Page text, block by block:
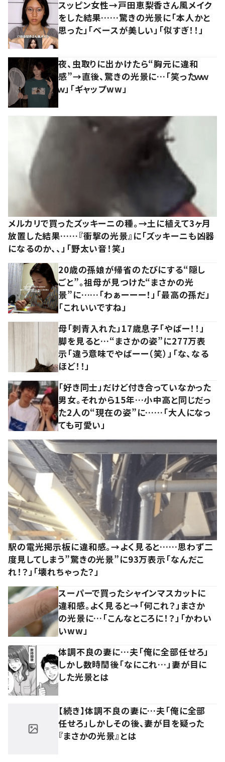
スッピン女性→戸田恵梨香さん風メイク
をした結果……驚きの光景に「本人かと
思った」「ベースが美しい」「似すぎ！！」
夜、虫取りに出かけたら“胸元に違和
感”→直後、驚きの光景に…「笑ったｗｗ
ｗ」「ギャップww」
メルカリで買ったズッキーニの種。→土に植えて3ヶ月
放置した結果……『衝撃の光景』に「ズッキーニも凶器
になるのか、、」「野太い音！笑」
20歳の孫娘が帰省のたびにする“隠し
ごと”。祖母が見つけた“まさかの光
景”に……「わぁーーー！」「最高の孫だ」
「これいいですね」
母「刺青入れた」17歳息子「やばー！！」
脚を見ると…“まさかの姿”に277万表
示「違う意味でやばーー（笑）」「な、なる
ほど！！」
「好き同士」だけど付き合っていなかった
男女。それから15年…小中高と同じだっ
た2人の“現在の姿”に……「大人になっ
ても可愛い」
駅の電光掲示板に違和感。→よく見ると……思わず二
度見してしまう”驚きの光景”に93万表示「なんだこ
れ！？」「壊れちゃった？」
スーパーで買ったシャインマスカットに
違和感。よく見ると→「何これ？」まさか
の光景に…「こんなところに！？」「かわい
いww」
体調不良の妻に…夫「俺に全部任せろ」
しかし数時間後「なにこれ…」妻が目に
した光景とは
【続き】体調不良の妻に…夫「俺に全部
任せろ」しかしその後、妻が目を疑った
『まさかの光景』とは